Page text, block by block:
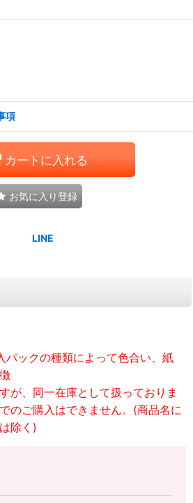
項
カートに入れる
お気に入り登録
パックの種類によって色合い、紙
が、同一在庫として扱っておりま
のご購入はできません。(商品名に
除く)